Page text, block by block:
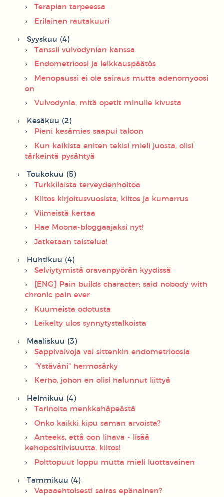
Terapian tarpeessa
Erilainen rautakuuri
Syyskuu (4)
Tanssii vulvodynian kanssa
Endometrioosi ja leikkauspäätös
Menopaussi ei ole sairaus mutta adenomyoosi
on
Vulvodynia, mitä opetit minulle kivusta
Kesäkuu (2)
Pieni kesämies saapui taloon
Kun kaikista eniten tekisi mieli juosta, olisi
tärkeintä pysähtyä
Toukokuu (5)
Turkkilaista terveydenhoitoa
Kiitos kirjoitusvuosista, kiitos ja kumarrus
Viimeistä kertaa
Hae Moona-bloggaajaksi nyt!
Jatketaan taistelua!
Huhtikuu (4)
Selviytymistä oravanpyörän kyydissä
[ENG] Pain builds character; said nobody with
chronic pain ever
Kuumeista odotusta
Leikelty ulos synnytystalkoista
Maaliskuu (3)
Sappivaivoja vai sittenkin endometrioosia
"Ystäväni" hermosärky
Kerho, johon en olisi halunnut liittyä
Helmikuu (4)
Tarinoita menkkahäpeästä
Onko kaikki kipu saman arvoista?
Anteeks, että oon lihava - lisää
kehopositiivisuutta, kiitos!
Polttopuut loppu mutta mieli luottavainen
Tammikuu (4)
Vapaaehtoisesti sairas epänainen?